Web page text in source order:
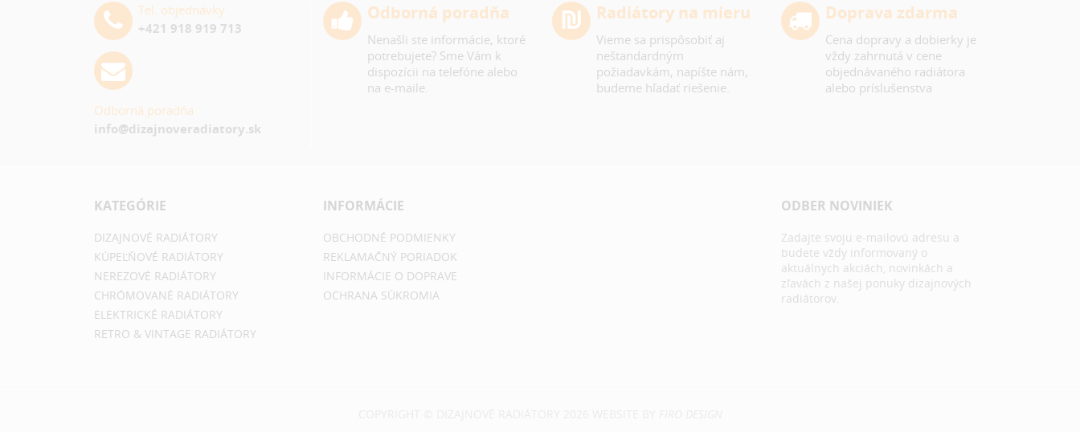
Tel. objednávky
+421 918 919 713
Odborná poradňa
info@dizajnoveradiatory.sk
Odborná poradňa
Nenašli ste informácie, ktoré
potrebujete? Sme Vám k
dispozícii na telefóne alebo
na e-maile.
Radiátory na mieru
Vieme sa prispôsobiť aj
neštandardným
požiadavkám, napíšte nám,
budeme hľadať riešenie.
Doprava zdarma
Cena dopravy a dobierky je
vždy zahrnutá v cene
objednávaného radiátora
alebo príslušenstva
KATEGÓRIE
DIZAJNOVÉ RADIÁTORY
KÚPEĽŇOVÉ RADIÁTORY
NEREZOVÉ RADIÁTORY
CHRÓMOVANÉ RADIÁTORY
ELEKTRICKÉ RADIÁTORY
RETRO & VINTAGE RADIÁTORY
INFORMÁCIE
OBCHODNÉ PODMIENKY
REKLAMAČNÝ PORIADOK
INFORMÁCIE O DOPRAVE
OCHRANA SÚKROMIA
ODBER NOVINIEK
Zadajte svoju e-mailovú adresu a
budete vždy informovaný o
aktuálnych akciách, novinkách a
zľavách z našej ponuky dizajnových
radiátorov.